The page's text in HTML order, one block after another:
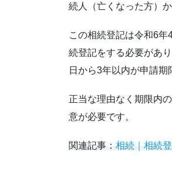
続人（亡くなった方）
この相続登記は令和6
続登記をする必要があ
日から3年以内が申請期
正当な理由なく期限内
意が必要です。
関連記事： 相続｜相続